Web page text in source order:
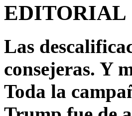
EDITORIAL
Las
consejeras. Y
Toda la